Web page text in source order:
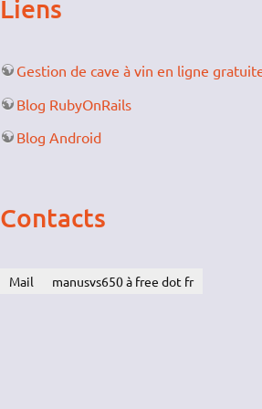
Liens
Gestion de cave à vin en ligne
Blog RubyOnRails
Blog Android
Contacts
Mail manusvs650 à free dot fr